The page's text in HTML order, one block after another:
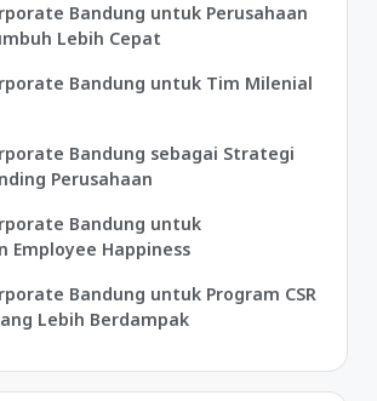
Bandung untuk Perusahaan
Lebih Cepat
Bandung untuk Tim Milenial
Bandung sebagai Strategi
Perusahaan
Bandung untuk
Employee Happiness
Bandung untuk Program CSR
Lebih Berdampak